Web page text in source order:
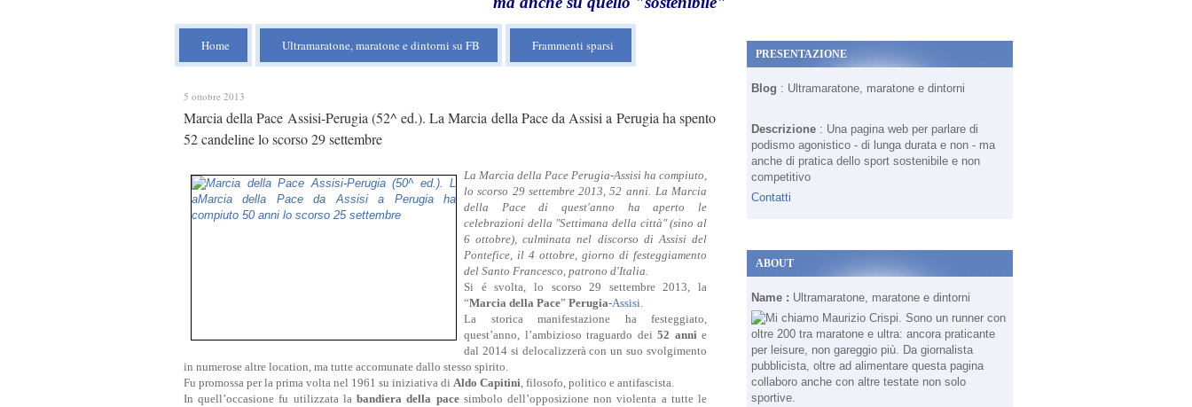
Home Ultramaratone, maratone e dintorni su FB Frammenti sparsi
5 ottobre 2013
Marcia della Pace Assisi-Perugia (52^ ed.). La Marcia della Pace da Assisi a Perugia ha spento
52 candeline lo scorso 29 settembre
La Marcia della Pace Perugia-Assisi ha compiuto,
lo scorso 29 settembre 2013, 52 anni. La Marcia
della Pace di quest'anno ha aperto le
celebrazioni della "Settimana della città" (sino al
6 ottobre), culminata nel discorso di Assisi del
Pontefice, il 4 ottobre, giorno di festeggiamento
del Santo Francesco, patrono d'Italia.
Si é svolta, lo scorso 29 settembre 2013, la
“Marcia della Pace” Perugia-Assisi.
La storica manifestazione ha festeggiato,
quest’anno, l’ambizioso traguardo dei 52 annie
dal 2014 si delocalizzerà con un suo svolgimento
in numerose altre location, ma tutte accomunate dallo stesso spirito.
Fu promossa per la prima volta nel 1961 su iniziativa di Aldo Capitini, filosofo, politico e antifascista.
In quell’occasione fu utilizzata labandiera della pacesimbolo dell’opposizione non violenta a tutte le
PRESENTAZIONE
Blog : Ultramaratone, maratone e dintorni
Descrizione : Una pagina web per parlare di
podismo agonistico - di lunga durata e non - ma
anche di pratica dello sport sostenibile e non
competitivo
Contatti
ABOUT
Name : Ultramaratone, maratone e dintorni